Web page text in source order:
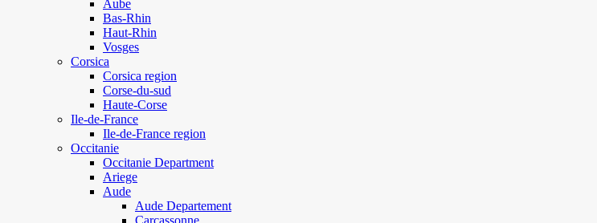
Aube
Bas-Rhin
Haut-Rhin
Vosges
Corsica
Corsica region
Corse-du-sud
Haute-Corse
Ile-de-France
Ile-de-France region
Occitanie
Occitanie Department
Ariege
Aude
Aude Departement
Carcassonne